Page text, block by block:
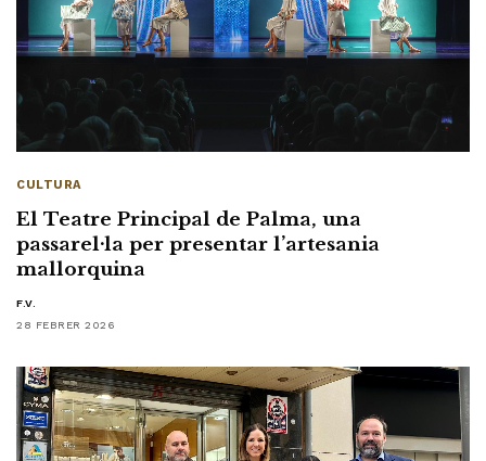
CULTURA
El Teatre Principal de Palma, una
passarel·la per presentar l’artesania
mallorquina
F.V.
28 FEBRER 2026